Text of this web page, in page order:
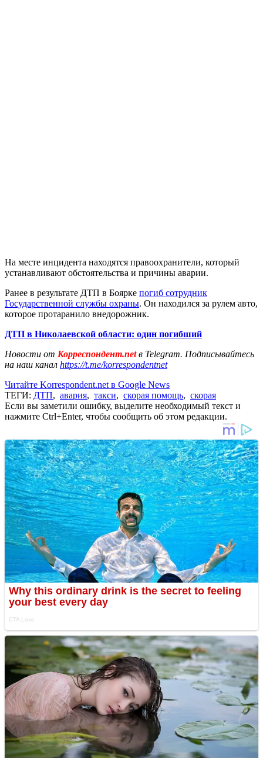
На месте инцидента находятся правоохранители, который
устанавливают обстоятельства и причины аварии.
Ранее в результате ДТП в Боярке погиб сотрудник
Государственной службы охраны. Он находился за рулем авто,
которое протаранило внедорожник.
ДТП в Николаевской области: один погибший
Новости от Корреспондент.netв Telegram. Подписывайтесь
на наш канал https://t.me/korrespondentnet
Читайте Korrespondent.net в Google News
ТЕГИ: ДТП, авария, такси, скорая помощь, скорая
Если вы заметили ошибку, выделите необходимый текст и
нажмите Ctrl+Enter, чтобы сообщить об этом редакции.